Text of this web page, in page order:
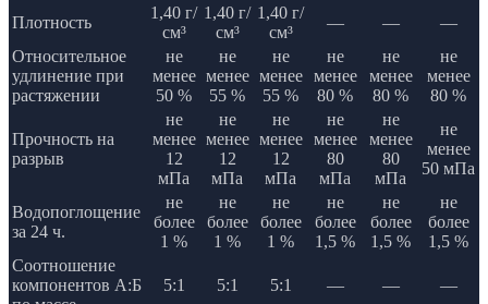
Плотность
1,40 г/
см³
1,40 г/
см³
1,40 г/
см³
— —
—
Относительное
удлинение при
растяжении
не
менее
50 %
не
менее
55 %
не
менее
55 %
не
менее
80 %
не
менее
80 %
не
менее
80 %
Прочность на
разрыв
не
менее
12
мПа
не
менее
12
мПа
не
менее
12
мПа
не
менее
80
мПа
не
менее
80
мПа
не
менее
50 мПа
Водопоглощение
за 24 ч.
не
более
1 %
не
более
1 %
не
более
1 %
не
более
1,5 %
не
более
1,5 %
не
более
1,5 %
Соотношение
компонентов А:Б
5:1 5:1 5:1 — — —